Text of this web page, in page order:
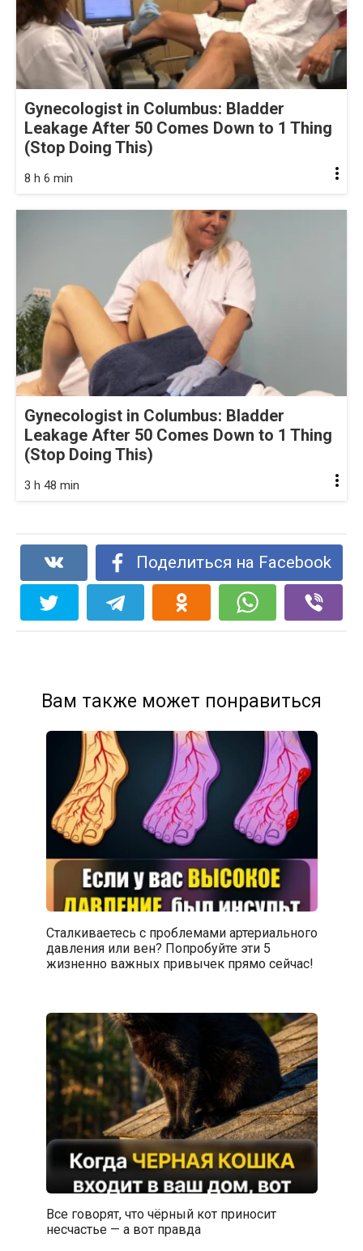
Gynecologist in Columbus: Bladder
Leakage After 50 Comes Down to 1 Thing
(Stop Doing This)
8 h 6 min
Gynecologist in Columbus: Bladder
Leakage After 50 Comes Down to 1 Thing
(Stop Doing This)
3 h 48 min
Поделиться на Facebook
Вам также может понравиться
Сталкиваетесь с проблемами артериального
давления или вен? Попробуйте эти 5
жизненно важных привычек прямо сейчас!
Все говорят, что чёрный кот приносит
несчастье — а вот правда